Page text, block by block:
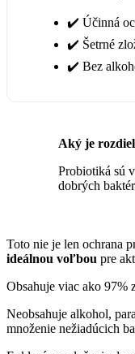
✔️ Účinná
✔️ Šetrné
✔️ Bez
Aký je
Probiotiká sú
dobrých
Toto nie je len ochrana
ideálnou voľbou pre
Obsahuje viac ako 97%
Neobsahuje alkohol,
množenie nežiadúcich